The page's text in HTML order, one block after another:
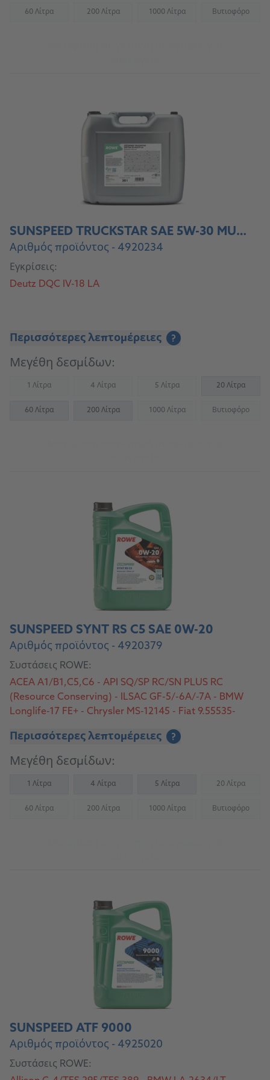
60 Λίτρα(Not available) 200 Λίτρα
(Not available) 1000 Λίτρα(Not available)Βυτιοφόρο
(Not
SUNSPEED TRUCKSTAR SAE 5W-30 MULTI-LA
Αριθμός προϊόντος - 4920234
Εγκρίσεις:
Deutz DQC IV-18 LA
Περισσότερες λεπτομέρειες ?
Μεγέθη δεσμίδων:
1 Λίτρα(Not available) 4 Λίτρα(Not available) 5 Λίτρα
(Not available) 20 Λίτρα
60 Λίτρα 200 Λίτρα 1000 Λίτρα(Not available)Βυτιοφόρο
(Not
SUNSPEED SYNT RS C5 SAE 0W-20
Αριθμός προϊόντος - 4920379
Συστάσεις ROWE:
ACEA A1/B1,C5,C6 - API SQ/SP RC/SN PLUS RC
(Resource Conserving) - ILSAC GF-5/-6A/-7A - BMW
Longlife-17 FE+ - Chrysler MS-12145 - Fiat 9.55535-
A1/M2C962-A1 - GM dexos D - Jaguar Land Rover
STJLR 03.5006 - MB 229.71/229.72 - Opel/Vauxhall OV
040 1547-A20 - Volvo VCC C6SP/VCC RBS0-2AE -
VWC 530 57
Περισσότερες λεπτομέρειες ?
Μεγέθη δεσμίδων:
1 Λίτρα 4 Λίτρα 5 Λίτρα 20 Λίτρα
(Not
60 Λίτρα(Not available) 200 Λίτρα
(Not available) 1000 Λίτρα(Not available)Βυτιοφόρο
(Not
SUNSPEED ATF 9000
Αριθμός προϊόντος - 4925020
Συστάσεις ROWE: